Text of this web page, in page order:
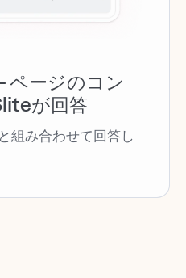
ページのコン
が回答
組み合わせて回答し